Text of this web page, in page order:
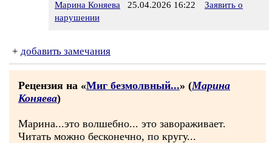
Марина Коняева 25.04.2026 16:22
Заявить о
нарушении
+ добавить замечания
Рецензия на «Миг безмолвный...» (Марина
Коняева)
Марина...это волшебно... это завораживает.
Читать можно бесконечно, по кругу...